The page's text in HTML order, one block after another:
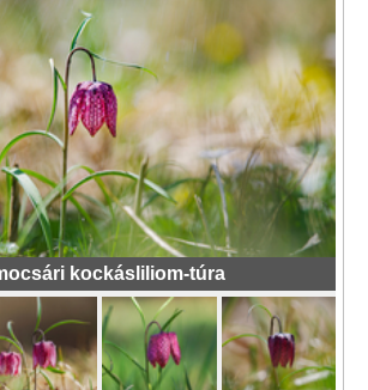
kockásliliom-túra